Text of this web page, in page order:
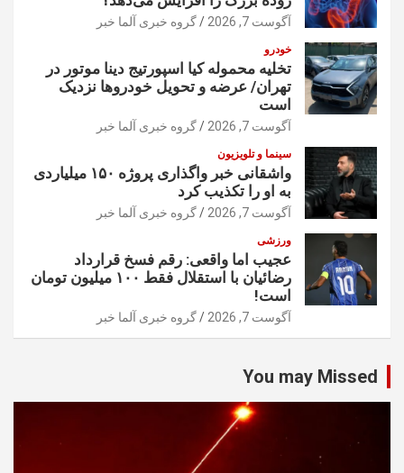
آگوست 7, 2026 گروه خبری آلما خبر
خودرو
تخلیه محموله کیا اسپورتیج دینا موتور در
تهران/ عرضه و تحویل خودروها نزدیک
است
آگوست 7, 2026 گروه خبری آلما خبر
سینما و تلویزیون
واشقانی خبر واگذاری پروژه ۱۵۰ میلیاردی
به او را تکذیب کرد
آگوست 7, 2026 گروه خبری آلما خبر
ورزشی
عجیب اما واقعی: رقم فسخ قرارداد
رضائیان با استقلال فقط ۱۰۰ میلیون تومان
است!
آگوست 7, 2026 گروه خبری آلما خبر
You may Missed